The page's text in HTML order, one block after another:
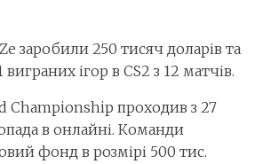
заробили 250 тисяч доларів та
ігор в CS2 з 12 матчів.
Championship проходив з 27
в онлайні. Команди
фонд в розмірі 500 тис.